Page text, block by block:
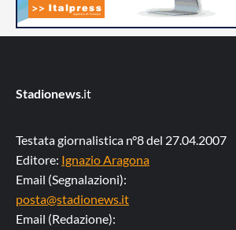
Stadionews.it
Testata giornalistica n°8 del 27.04.2007
Editore: Ignazio Aragona
Email (Segnalazioni):
posta@stadionews.it
Email (Redazione):